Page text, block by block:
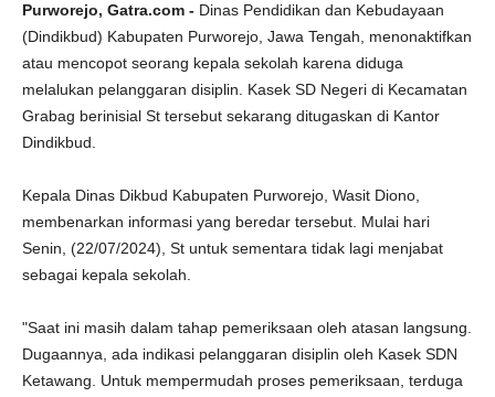
Purworejo, Gatra.com - Dinas Pendidikan dan Kebudayaan
(Dindikbud) Kabupaten Purworejo, Jawa Tengah, menonaktifkan
atau mencopot seorang kepala sekolah karena diduga
melalukan pelanggaran disiplin. Kasek SD Negeri di Kecamatan
Grabag berinisial St tersebut sekarang ditugaskan di Kantor
Dindikbud.
Kepala Dinas Dikbud Kabupaten Purworejo, Wasit Diono,
membenarkan informasi yang beredar tersebut. Mulai hari
Senin, (22/07/2024), St untuk sementara tidak lagi menjabat
sebagai kepala sekolah.
"Saat ini masih dalam tahap pemeriksaan oleh atasan langsung.
Dugaannya, ada indikasi pelanggaran disiplin oleh Kasek SDN
Ketawang. Untuk mempermudah proses pemeriksaan, terduga